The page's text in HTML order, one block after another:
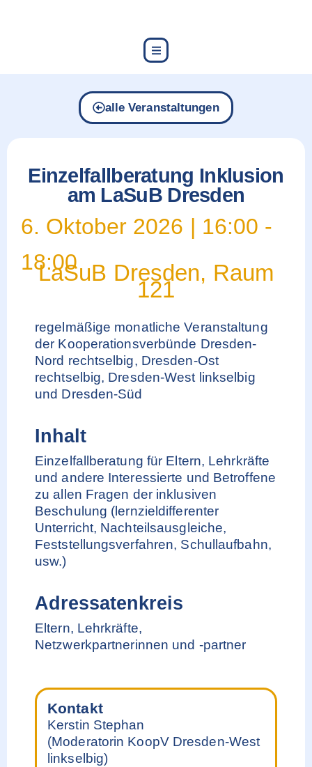
alle Veranstaltungen
Einzelfallberatung Inklusion
am LaSuB Dresden
6. Oktober 2026 | 16:00 -
18:00
LaSuB Dresden, Raum
121
regelmäßige monatliche Veranstaltung
der Kooperationsverbünde Dresden-
Nord rechtselbig, Dresden-Ost
rechtselbig, Dresden-West linkselbig
und Dresden-Süd
Inhalt
Einzelfallberatung für Eltern, Lehrkräfte
und andere Interessierte und Betroffene
zu allen Fragen der inklusiven
Beschulung (lernzieldifferenter
Unterricht, Nachteilsausgleiche,
Feststellungsverfahren, Schullaufbahn,
usw.)
Adressatenkreis
Eltern, Lehrkräfte,
Netzwerkpartnerinnen und -partner
Kontakt
Kerstin Stephan
(Moderatorin KoopV Dresden-West
linkselbig)